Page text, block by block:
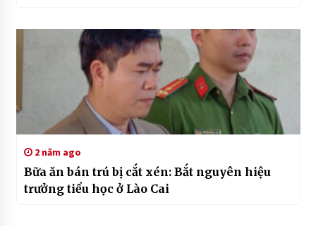
2 năm ago
Bữa ăn bán trú bị cắt xén: Bắt nguyên hiệu
trưởng tiểu học ở Lào Cai